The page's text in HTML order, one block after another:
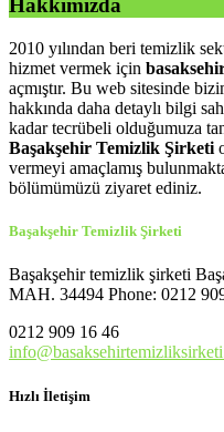
Hakkımızda
2010 yılından beri temizlik
hizmet vermek için
açmıştır. Bu web sitesinde
hakkında daha detaylı bilgi
kadar tecrübeli olduğumuza
Başakşehir Temizlik Şirketi
vermeyi amaçlamış
bölümümüzü ziyaret ediniz.
Başakşehir Temizlik Şirketi
Başakşehir temizlik şirketi
MAH. 34494 Phone: 0212
0212 909 16 46
Hızlı İletişim